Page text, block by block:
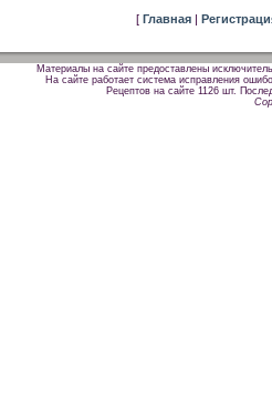
[ Главная |
Материалы на сайте предоставлены
На сайте работает система исправления
Рецептов на сайте 1126 шт.